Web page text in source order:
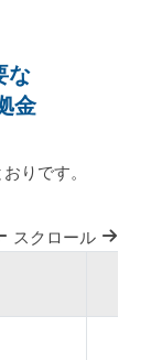
な
金
りです。
スクロール